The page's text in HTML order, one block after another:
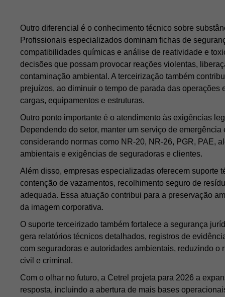
Outro diferencial é o conhecimento técnico sobre
Profissionais especializados dominam fichas de
compatibilidades químicas e análise de reatividade e
decisões que possam provocar reações violentas,
contaminação ambiental. A terceirização também
prejuízos, ao diminuir o tempo de parada das operações
cargas, equipamentos e estruturas.
Outro ponto importante é o atendimento às exigências
Dependendo do setor, manter um serviço de
considerando normas como NR-20, NR-26, PGR, PAE,
ambientais e exigências de seguradoras e clientes.
Além disso, empresas especializadas oferecem suporte
contenção de vazamentos, recolhimento seguro de
adequada. Essa atuação contribui para a preservação
da imagem corporativa.
O suporte terceirizado também fortalece a segurança
gera relatórios técnicos detalhados, registros de
com seguradoras e autoridades ambientais, reduzindo o
civil e criminal.
Com o olhar no futuro, a Cetrel projeta para 2026 a
resposta, incluindo a abertura de mais bases
Estou de acordo com a Política de
Privacidade e com o fornecimento dos meus
dados para que a Cetrel entre em contato
comigo.
FALAR COM ESPECIALISTA